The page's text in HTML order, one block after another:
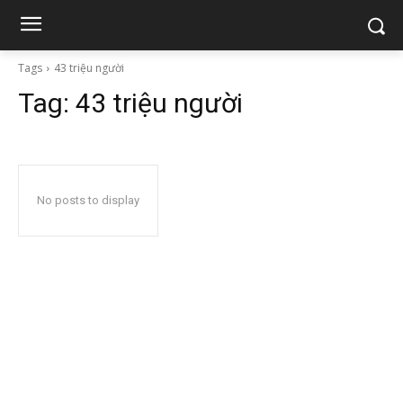
Tags 43 triệu người
Tag: 43 triệu người
No posts to display